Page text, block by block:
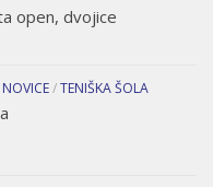
open, dvojice
NOVICE/TENIŠKA ŠOLA